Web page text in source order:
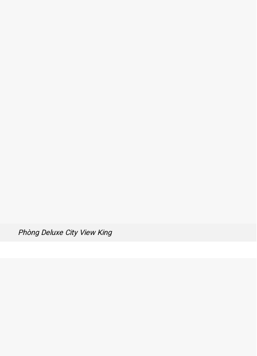
Phòng Deluxe City View King